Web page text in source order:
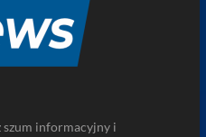
szum informacyjny i